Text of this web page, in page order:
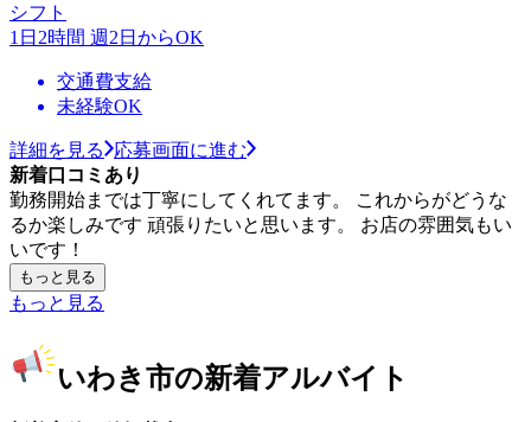
シフト
1日2時間 週2日からOK
交通費支給
未経験OK
詳細を見る
応募画面に進む
新着口コミあり
勤務開始までは丁寧にしてくれてます。 これからがどうな
るか楽しみです 頑張りたいと思います。 お店の雰囲気もい
いです！
もっと見る
もっと見る
いわき市の新着アルバイト